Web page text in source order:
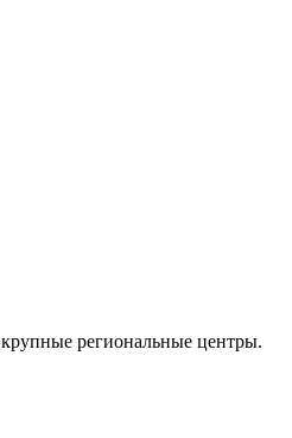
региональные центры.